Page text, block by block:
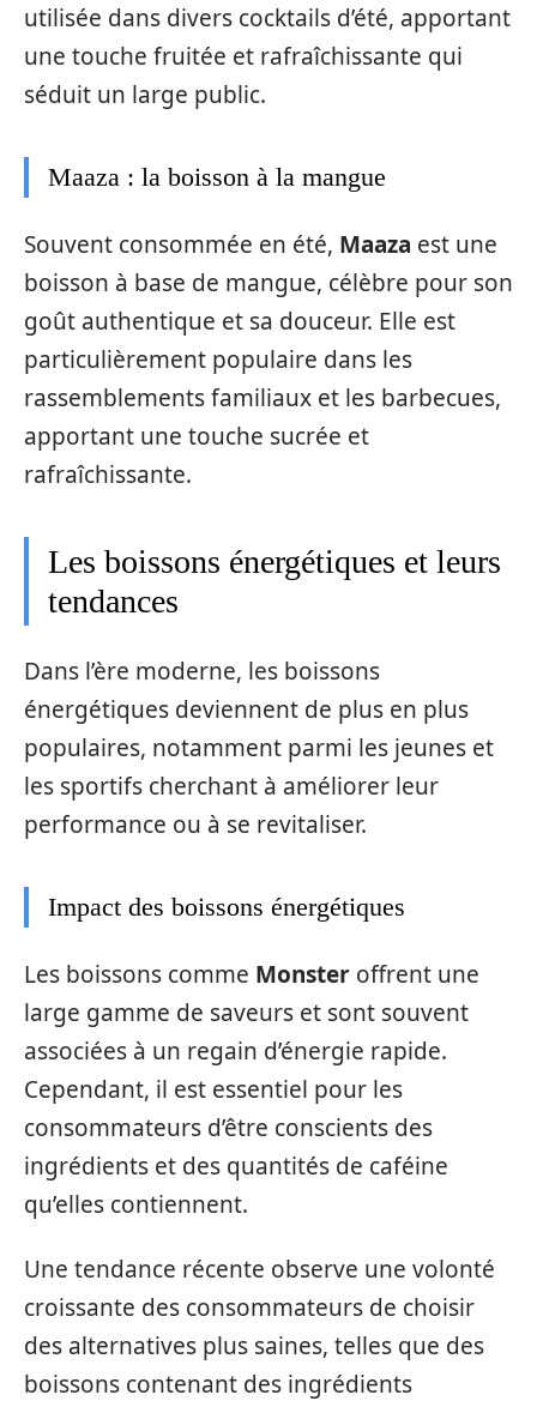
utilisée dans divers cocktails d’été, apportant
une touche fruitée et rafraîchissante qui
séduit un large public.
Maaza : la boisson à la mangue
Souvent consommée en été, Maaza est une
boisson à base de mangue, célèbre pour son
goût authentique et sa douceur. Elle est
particulièrement populaire dans les
rassemblements familiaux et les barbecues,
apportant une touche sucrée et
rafraîchissante.
Les boissons énergétiques et leurs
tendances
Dans l’ère moderne, les boissons
énergétiques deviennent de plus en plus
populaires, notamment parmi les jeunes et
les sportifs cherchant à améliorer leur
performance ou à se revitaliser.
Impact des boissons énergétiques
Les boissons comme Monster offrent une
large gamme de saveurs et sont souvent
associées à un regain d’énergie rapide.
Cependant, il est essentiel pour les
consommateurs d’être conscients des
ingrédients et des quantités de caféine
qu’elles contiennent.
Une tendance récente observe une volonté
croissante des consommateurs de choisir
des alternatives plus saines, telles que des
boissons contenant des ingrédients